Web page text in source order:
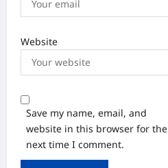
Website
Save my name, email, and
website in this browser for the
next time I comment.